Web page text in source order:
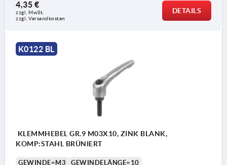
1) Kegelkuppe DIN EN ISO 4753
4,35 €
zzgl. MwSt.
zzgl. Versandkosten
DETAILS
K0122 BL
KLEMMHEBEL GR.9 M03X10, ZINK BLANK,
KOMP:STAHL BRÜNIERT
GEWINDE=M3
GEWINDELÄNGE=10